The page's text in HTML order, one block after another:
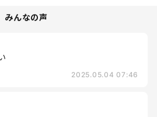
みんなの声
2025.05.04 07:46